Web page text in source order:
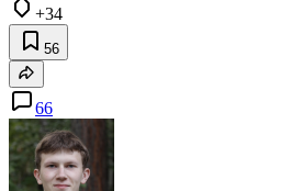
+34
56
66